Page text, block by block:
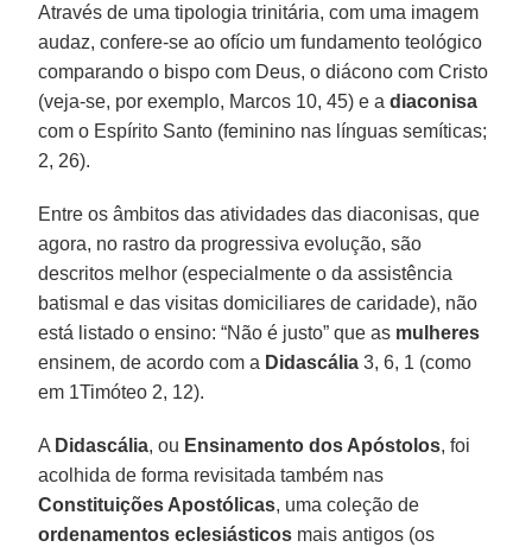
Através de uma tipologia trinitária, com uma imagem
audaz, confere-se ao ofício um fundamento teológico
comparando o bispo com Deus, o diácono com Cristo
(veja-se, por exemplo, Marcos 10, 45) e adiaconisa
com o Espírito Santo (feminino nas línguas semíticas;
2, 26).
Entre os âmbitos das atividades das diaconisas, que
agora, no rastro da progressiva evolução, são
descritos melhor (especialmente o da assistência
batismal e das visitas domiciliares de caridade), não
está listado o ensino: “Não é justo” que as mulheres
ensinem, de acordo com a Didascália 3, 6, 1 (como
em 1Timóteo 2, 12).
A Didascália, ou Ensinamento dos Apóstolos, foi
acolhida de forma revisitada também nas
Constituições Apostólicas, uma coleção de
ordenamentos eclesiásticos mais antigos (os